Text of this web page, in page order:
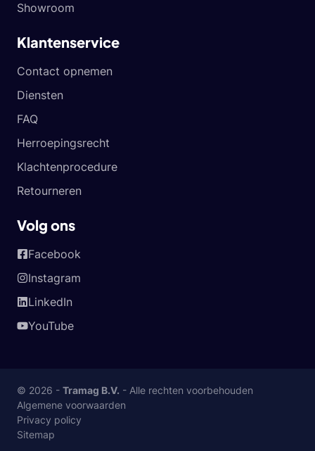
Showroom
Klantenservice
Contact opnemen
Diensten
FAQ
Herroepingsrecht
Klachtenprocedure
Retourneren
Volg ons
Facebook
Instagram
LinkedIn
YouTube
© 2026 - Tramag B.V. - Alle rechten voorbehouden
Algemene voorwaarden
Privacy policy
Sitemap